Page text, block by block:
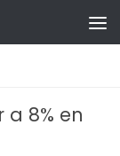
8% en